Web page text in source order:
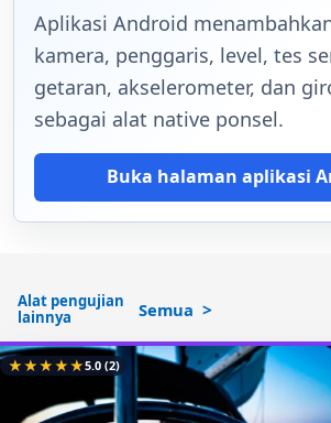
Aplikasi Android
kamera, penggaris, level, tes
getaran, akselerometer, dan
sebagai alat native ponsel.
Buka halaman aplikasi
Alat pengujian
lainnya
Semua
★★★★★5.0(2)